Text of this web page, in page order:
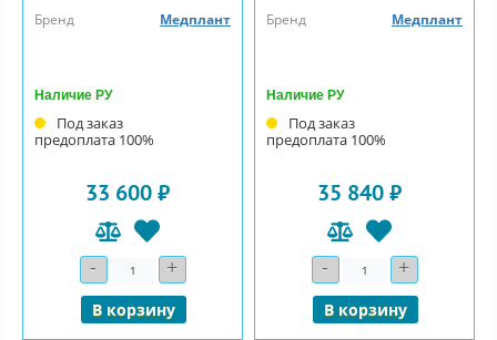
Бренд
Медплант
Наличие РУ
Под заказ
предоплата 100%
33 600 ₽
- Количество+
В корзину
Бренд
Медплант
Наличие РУ
Под заказ
предоплата 100%
35 840 ₽
- Количество+
В корзину